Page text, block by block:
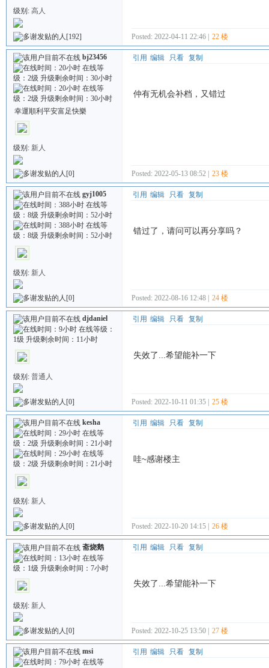
级别: 高人
[192] Posted: 2022-04-11 22:46 | 22 楼
bj23456
幸運順利平安富足快樂
级别: 新人
[0]
引用 编辑 只看 复制
仲有无机会补档，又错过
Posted: 2022-05-13 08:52 | 23 楼
gyj1005
级别: 新人
[0]
引用 编辑 只看 复制
错过了，请问可以再分享吗？
Posted: 2022-08-16 12:48 | 24 楼
djdaniel
级别: 普通人
[0]
引用 编辑 只看 复制
失效了...希望能补一下
Posted: 2022-10-11 01:35 | 25 楼
kesha
级别: 新人
[0]
引用 编辑 只看 复制
哇~感谢楼主
Posted: 2022-10-20 14:15 | 26 楼
斋烧鹅
级别: 新人
[0]
引用 编辑 只看 复制
失效了...希望能补一下
Posted: 2022-10-25 13:50 | 27 楼
msi 引用 编辑 只看 复制